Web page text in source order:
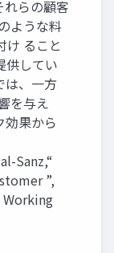
れらの顧客
ような料
け ること
供してい
は、一方
を与え
効果から
Sanz,“
”,
Working